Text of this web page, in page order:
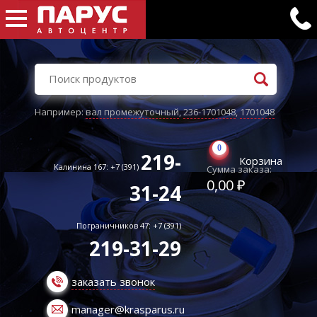
Например:вал промежуточный,236-1701048,1701048
Калинина 167: +7 (391) 219-
31-24
Пограничников 47: +7 (391)
219-31-29
заказать звонок
manager@krasparus.ru
0
Корзина
Сумма заказа:
0,00 ₽